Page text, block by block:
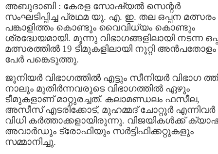
അബുദാബി : കേരള സോഷ്യല്‍ സെന്റർ
സംഘടിപ്പിച്ച പ്രഥമ യു. എ. ഇ. തല ഒപ്പന മത്സരം
പങ്കാളിത്തം കൊണ്ടും വൈവിധ്യം കൊണ്ടും
ശ്രദ്ധേയമായി. മൂന്നു വിഭാഗങ്ങളിലായി നടന്ന
മത്സരത്തില്‍ 19 ടീമുകളിലായി നൂറ്റി അന്‍പതോളം
പേര്‍ പങ്കെടുത്തു.
ജൂനിയര്‍ വിഭാഗത്തില്‍ എട്ടും സീനിയര്‍ വിഭാഗ
നാലും മുതിര്‍ന്നവരുടെ വിഭാഗത്തില്‍ ഏഴും
ടീമുകളാണ് മാറ്റുരച്ചത്. കലാമണ്ഡലം ഫസീല,
അസീസ് എടരിക്കോട്, മുഹമ്മദ് ചോറ്റൂര്‍ എന്നിവർ
വിധി കര്‍ത്താക്കളായിരുന്നു. വിജയികള്‍ക്ക്
അവാര്‍ഡും ട്രോഫിയും സര്‍ട്ടിഫിക്കറ്റുകളും
സമ്മാനിച്ചു.